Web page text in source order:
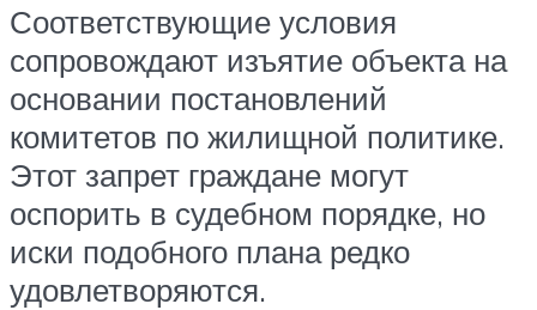
Соответствующие условия
сопровождают изъятие объекта на
основании постановлений
комитетов по жилищной политике.
Этот запрет граждане могут
оспорить в судебном порядке, но
иски подобного плана редко
удовлетворяются.